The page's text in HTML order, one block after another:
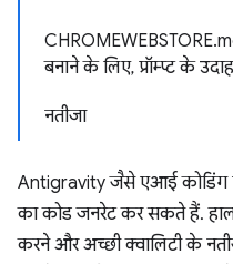
बनाने के लिए, प्रॉम्प्ट के
नतीजा
Antigravity जैसे एआई
का कोड जनरेट कर सकते हैं.
करने और अच्छी क्वालिटी के